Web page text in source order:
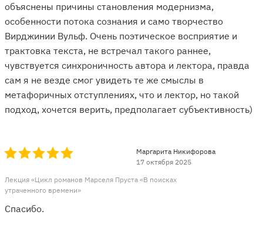
объяснены причины становления модернизма,
особенности потока сознания и само творчество
Вирджинии Вульф. Очень поэтическое восприятие и
трактовка текста, не встречал такого раннее,
чувствуется синхроничность автора и лектора, правда
сам я не везде смог увидеть те же смыслы в
метафоричных отступлениях, что и лектор, но такой
подход, хочется верить, предполагает субъективность)
Лекция «Цикл романов Марселя Пруста «В поисках
утраченного времени»
Маргарита Никифорова
17 октября 2025
Спасибо.